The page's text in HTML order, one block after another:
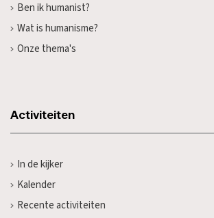
Ben ik humanist?
Wat is humanisme?
Onze thema's
Activiteiten
In de kijker
Kalender
Recente activiteiten